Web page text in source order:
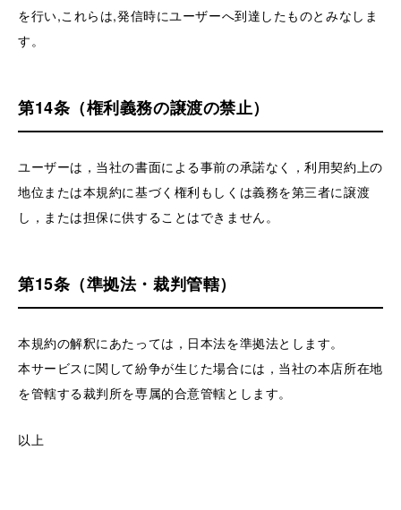
を行い,これらは,発信時にユーザーへ到達したものとみなしま
す。
第14条（権利義務の譲渡の禁止）
ユーザーは，当社の書面による事前の承諾なく，利用契約上の
地位または本規約に基づく権利もしくは義務を第三者に譲渡
し，または担保に供することはできません。
第15条（準拠法・裁判管轄）
本規約の解釈にあたっては，日本法を準拠法とします。
本サービスに関して紛争が生じた場合には，当社の本店所在地
を管轄する裁判所を専属的合意管轄とします。
以上